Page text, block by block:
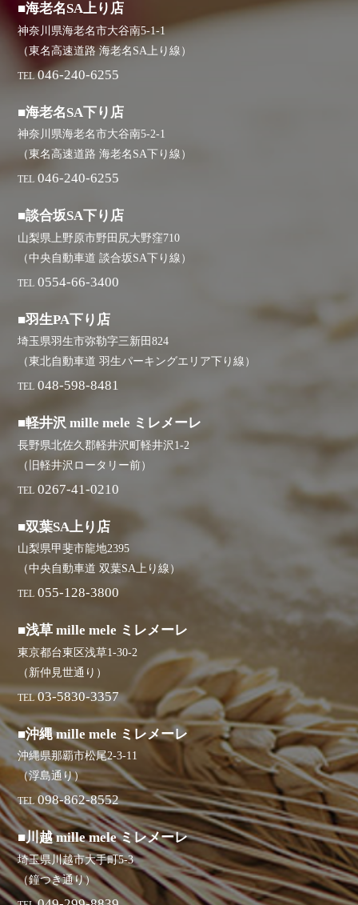
■海老名SA上り店
神奈川県海老名市大谷南5-1-1
（東名高速道路 海老名SA上り線）
TEL 046-240-6255
■海老名SA下り店
神奈川県海老名市大谷南5-2-1
（東名高速道路 海老名SA下り線）
TEL 046-240-6255
■談合坂SA下り店
山梨県上野原市野田尻大野窪710
（中央自動車道 談合坂SA下り線）
TEL 0554-66-3400
■羽生PA下り店
埼玉県羽生市弥勒字三新田824
（東北自動車道 羽生パーキングエリア下り線）
TEL 048-598-8481
■軽井沢 mille mele ミレメーレ
長野県北佐久郡軽井沢町軽井沢1-2
（旧軽井沢ロータリー前）
TEL 0267-41-0210
■双葉SA上り店
山梨県甲斐市龍地2395
（中央自動車道 双葉SA上り線）
TEL 055-128-3800
■浅草 mille mele ミレメーレ
東京都台東区浅草1-30-2
（新仲見世通り）
TEL 03-5830-3357
■沖縄 mille mele ミレメーレ
沖縄県那覇市松尾2-3-11
（浮島通り）
TEL 098-862-8552
■川越 mille mele ミレメーレ
埼玉県川越市大手町5-3
（鐘つき通り）